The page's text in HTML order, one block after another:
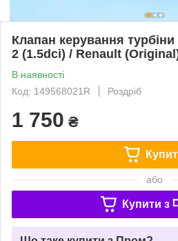
Клапан керування
2 (1.5dci) / Renault
В наявності
Код: 149568021R
Роздріб
1 750 ₴
або
Купити з